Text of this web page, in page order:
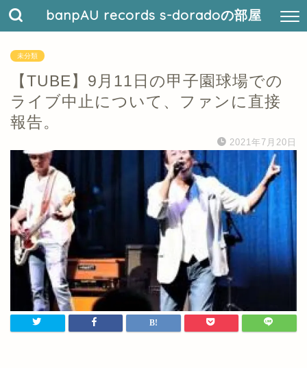
banpAU records s-doradoの部屋
未分類
【TUBE】9月11日の甲子園球場での
ライブ中止について、ファンに直接
報告。
2021年7月20日